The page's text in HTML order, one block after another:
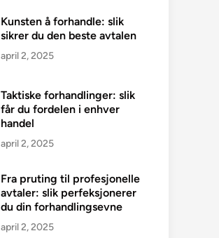
Kunsten å forhandle: slik
sikrer du den beste avtalen
april 2, 2025
Taktiske forhandlinger: slik
får du fordelen i enhver
handel
april 2, 2025
Fra pruting til profesjonelle
avtaler: slik perfeksjonerer
du din forhandlingsevne
april 2, 2025